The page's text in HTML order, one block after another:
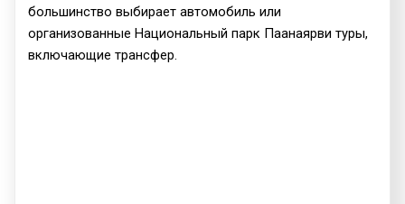
большинство выбирает автомобиль или
организованные Национальный парк Паанаярви туры,
включающие трансфер.